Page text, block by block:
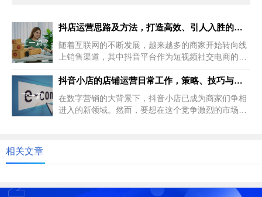
上一篇
抖店运营思路及方法，打造高效、引人入胜的在线商店
随着互联网的不断发展，越来越多的商家开始转向线
上销售渠道，其中抖音平台作为短视频社交电商的代
下一篇
抖音小店的店铺运营日常工作，策略、技巧与成功之道
在数字营销的大背景下，抖音小店已成为商家们争相
进入的新领域。然而，要想在这个竞争激烈的市场中
相关文章